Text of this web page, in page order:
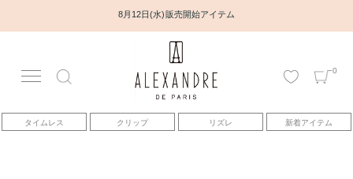
8月12日(水) 販売開始アイテム
0
タイムレス クリップ リズレ 新着アイテム
アカウント
アイテム